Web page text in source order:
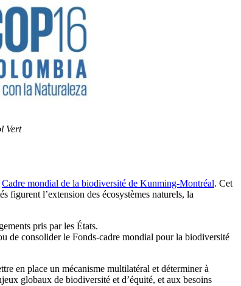
Vert
Cadre mondial de la biodiversité de Kunming-Montréal. Cet
l’extension des écosystèmes naturels, la
pris par les États.
de consolider le Fonds-cadre mondial pour la biodiversité
en place un mécanisme multilatéral et déterminer à
globaux de biodiversité et d’équité, et aux besoins